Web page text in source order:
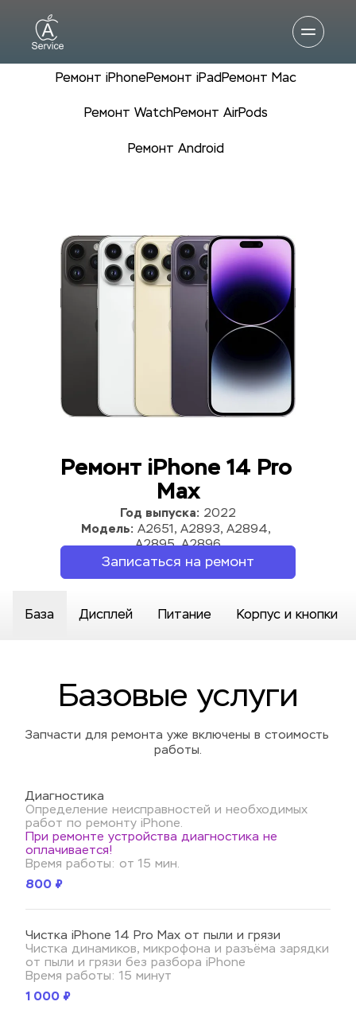
Ремонт iPhoneРемонт iPad Ремонт Mac
Ремонт WatchРемонт AirPods
Ремонт Android
Ремонт iPhone 14 Pro
Max
Год выпуска: 2022
Модель: A2651, A2893, A2894,
A2895, A2896
Записаться на ремонт
База Дисплей Питание Корпус и кнопки
Базовые услуги
Запчасти для ремонта уже включены в стоимость
работы.
Диагностика
Определение неисправностей и необходимых
работ по ремонту iPhone.
При ремонте устройства диагностика не
оплачивается!
Время работы: от 15 мин.
800 ₽
Чистка iPhone 14 Pro Max от пыли и грязи
Чистка динамиков, микрофона и разъёма зарядки
от пыли и грязи без разбора iPhone
Время работы: 15 минут
1 000 ₽